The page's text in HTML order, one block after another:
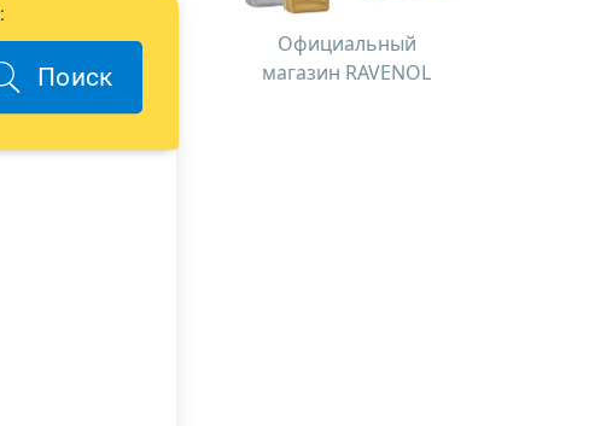
Поиск
Официальный
магазин RAVENOL